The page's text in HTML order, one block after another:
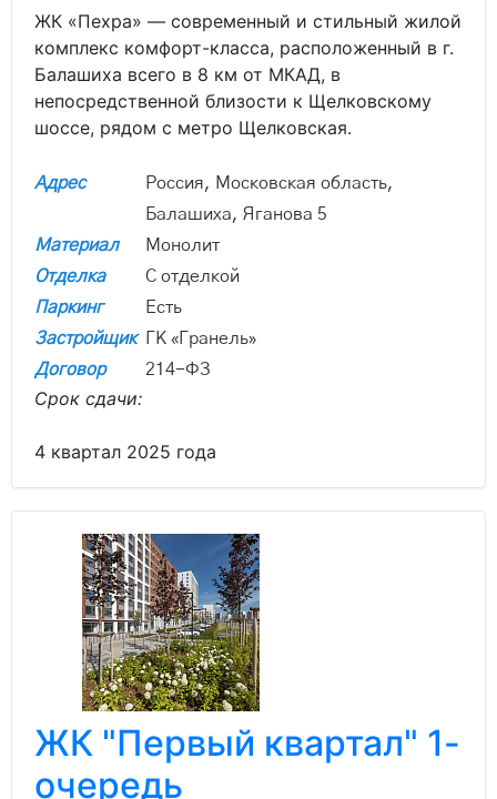
ЖК «Пехра» — современный и стильный жилой
комплекс комфорт-класса, расположенный в г.
Балашиха всего в 8 км от МКАД, в
непосредственной близости к Щелковскому
шоссе, рядом с метро Щелковская.
Адрес
Россия, Московская область,
Балашиха, Яганова 5
Материал
Монолит
Отделка
С отделкой
Паркинг
Есть
Застройщик
ГК «Гранель»
Договор
214-ФЗ
Срок сдачи:
4 квартал 2025 года
ЖК "Первый квартал" 1-
очередь